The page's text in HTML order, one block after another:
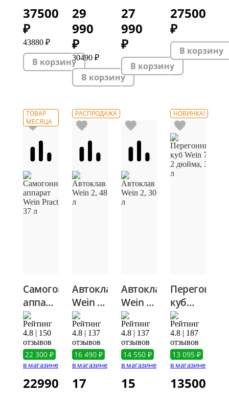
37500
₽
43880 ₽
29
990
₽
30490 ₽
27
990
₽
27500
₽
ТОВАР
МЕСЯЦА
Самогонный
аппарат
Самогонный
аппарат
Wein
Practic,
37 л
4.8 | 150
отзывов
22 300 ₽
в магазине
22990
РАСПРОДАЖА
Автоклав
Wein 2,
48 л
4.8 | 137
отзывов
16 490 ₽
в магазине
17
Автоклав
Wein 2,
30 л
4.8 | 137
отзывов
14 550 ₽
в магазине
15
НОВИНКА!
Перегонный
куб
Wein 7,
2
дюйма,
37 л
4.8 | 187
отзывов
13 095 ₽
в магазине
13500